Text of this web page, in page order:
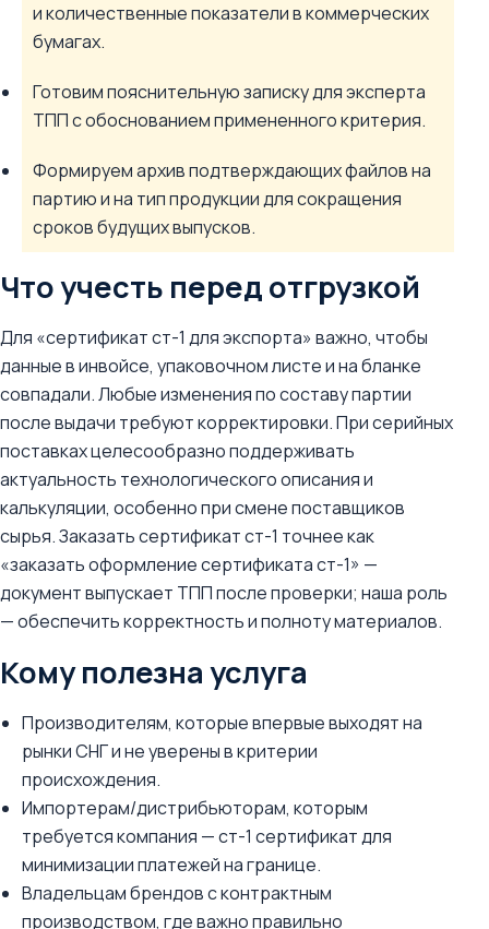
и количественные показатели в коммерческих
бумагах.
Готовим пояснительную записку для эксперта
ТПП с обоснованием примененного критерия.
Формируем архив подтверждающих файлов на
партию и на тип продукции для сокращения
сроков будущих выпусков.
Что учесть перед отгрузкой
Для «сертификат ст-1 для экспорта» важно, чтобы
данные в инвойсе, упаковочном листе и на бланке
совпадали. Любые изменения по составу партии
после выдачи требуют корректировки. При серийных
поставках целесообразно поддерживать
актуальность технологического описания и
калькуляции, особенно при смене поставщиков
сырья. Заказать сертификат ст-1 точнее как
«заказать оформление сертификата ст-1» —
документ выпускает ТПП после проверки; наша роль
— обеспечить корректность и полноту материалов.
Кому полезна услуга
Производителям, которые впервые выходят на
рынки СНГ и не уверены в критерии
происхождения.
Импортерам/дистрибьюторам, которым
требуется компания — ст-1 сертификат для
минимизации платежей на границе.
Владельцам брендов с контрактным
производством, где важно правильно